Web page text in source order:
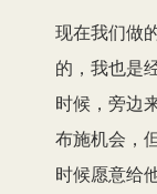
现在我们做
的，我也是
时候，旁边
布施机会，
时候愿意给